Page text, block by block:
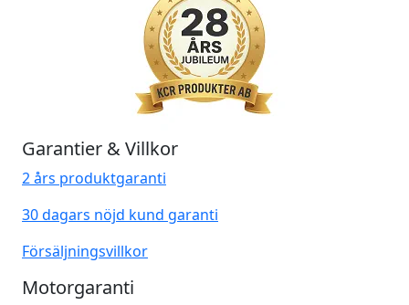
Garantier & Villkor
2 års produktgaranti
30 dagars nöjd kund garanti
Försäljningsvillkor
Motorgaranti